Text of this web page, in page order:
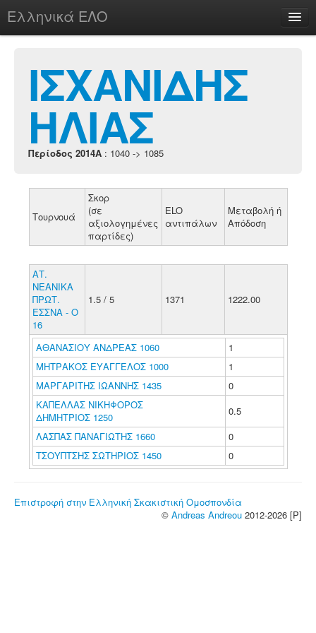
Ελληνικά ΕΛΟ
chesstu.be @ discord
Login
ΙΣΧΑΝΙΔΗΣ
ΗΛΙΑΣ
Περίοδος 2014A : 1040 -> 1085
Τουρνουά
Σκορ
(σε
αξιολογημένες
παρτίδες)
ELO
αντιπάλων
Μεταβολή ή
Απόδοση
ΑΤ.
ΝΕΑΝΙΚΑ
ΠΡΩΤ.
ΕΣΣΝΑ - Ο
16
1.5 / 5 1371 1222.00
ΑΘΑΝΑΣΙΟΥ ΑΝΔΡΕΑΣ 1060
1
ΜΗΤΡΑΚΟΣ ΕΥΑΓΓΕΛΟΣ 1000
1
ΜΑΡΓΑΡΙΤΗΣ ΙΩΑΝΝΗΣ 1435
0
ΚΑΠΕΛΛΑΣ ΝΙΚΗΦΟΡΟΣ
ΔΗΜΗΤΡΙΟΣ 1250
0.5
ΛΑΣΠΑΣ ΠΑΝΑΓΙΩΤΗΣ 1660
0
ΤΣΟΥΠΤΣΗΣ ΣΩΤΗΡΙΟΣ 1450
0
Επιστροφή στην Ελληνική Σκακιστική Ομοσπονδία
© Andreas Andreou 2012-2026 [P]